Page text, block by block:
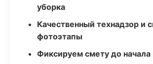
уборка
Качественный технадзор и
фотоэтапы
Фиксируем смету до начала